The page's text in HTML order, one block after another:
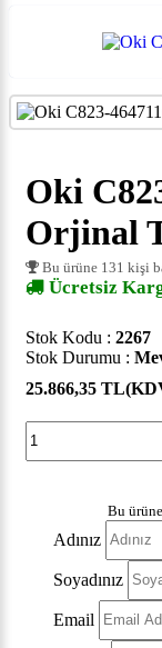
Oki
Orjinal
Bu ürüne 131 kişi
Ücretsiz
Stok Kodu : 2267
Stok Durumu :
25.866,35 TL
Bu
Adınız
Soyadınız
Email